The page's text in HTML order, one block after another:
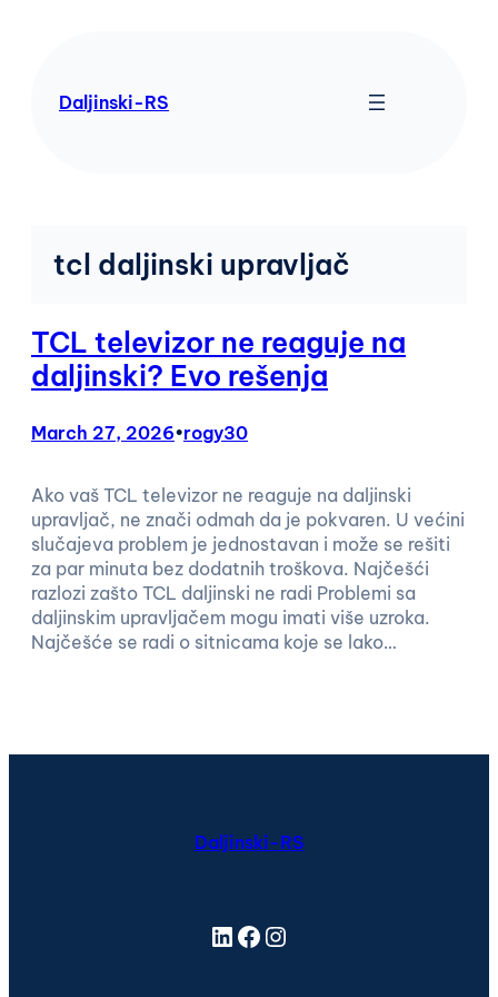
Daljinski-RS
tcl daljinski upravljač
TCL televizor ne reaguje na
daljinski? Evo rešenja
March 27, 2026•rogy30
Ako vaš TCL televizor ne reaguje na daljinski
upravljač, ne znači odmah da je pokvaren. U većini
slučajeva problem je jednostavan i može se rešiti
za par minuta bez dodatnih troškova. Najčešći
razlozi zašto TCL daljinski ne radi Problemi sa
daljinskim upravljačem mogu imati više uzroka.
Najčešće se radi o sitnicama koje se lako…
Daljinski-RS
LinkedIn Facebook Instagram